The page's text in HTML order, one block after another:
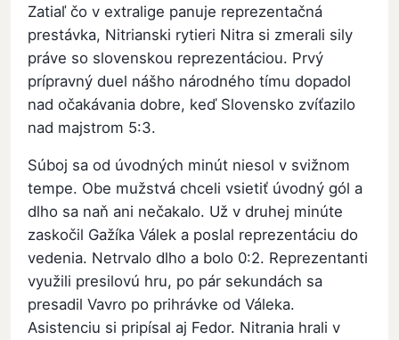
Zatiaľ čo v extralige panuje reprezentačná
prestávka, Nitrianski rytieri Nitra si zmerali sily
práve so slovenskou reprezentáciou. Prvý
prípravný duel nášho národného tímu dopadol
nad očakávania dobre, keď Slovensko zvíťazilo
nad majstrom 5:3.
Súboj sa od úvodných minút niesol v svižnom
tempe. Obe mužstvá chceli vsietiť úvodný gól a
dlho sa naň ani nečakalo. Už v druhej minúte
zaskočil Gažíka Válek a poslal reprezentáciu do
vedenia. Netrvalo dlho a bolo 0:2. Reprezentanti
využili presilovú hru, po pár sekundách sa
presadil Vavro po prihrávke od Váleka.
Asistenciu si pripísal aj Fedor. Nitrania hrali v